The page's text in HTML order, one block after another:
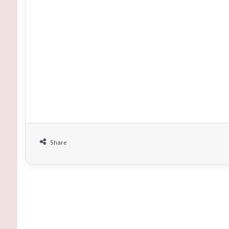
Share